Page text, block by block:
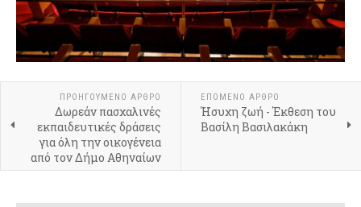
ΠΡΟΗΓΟΎΜΕΝΟ ΆΡΘΡΟ
Δωρεάν πασχαλινές
εκπαιδευτικές δράσεις
για όλη την οικογένεια
από τον Δήμο Αθηναίων
ΕΠΌΜΕΝΟ ΆΡΘΡΟ
Ήσυχη ζωή - Έκθεση του
Βασίλη Βασιλακάκη